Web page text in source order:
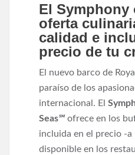
El Symphony
oferta
calidad e
precio de tu
El nuevo barco de
paraíso de los
internacional. El
Seas℠ ofrece en los
incluida en el precio -a
disponible en los